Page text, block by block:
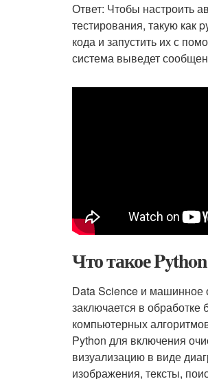
Ответ: Чтобы настроить
тестирования, такую как
кода и запустить их с
система выведет
Что такое
Data Science и машинное
заключается в
компьютерных
Python для включения
визуализацию в виде
изображения, тексты,